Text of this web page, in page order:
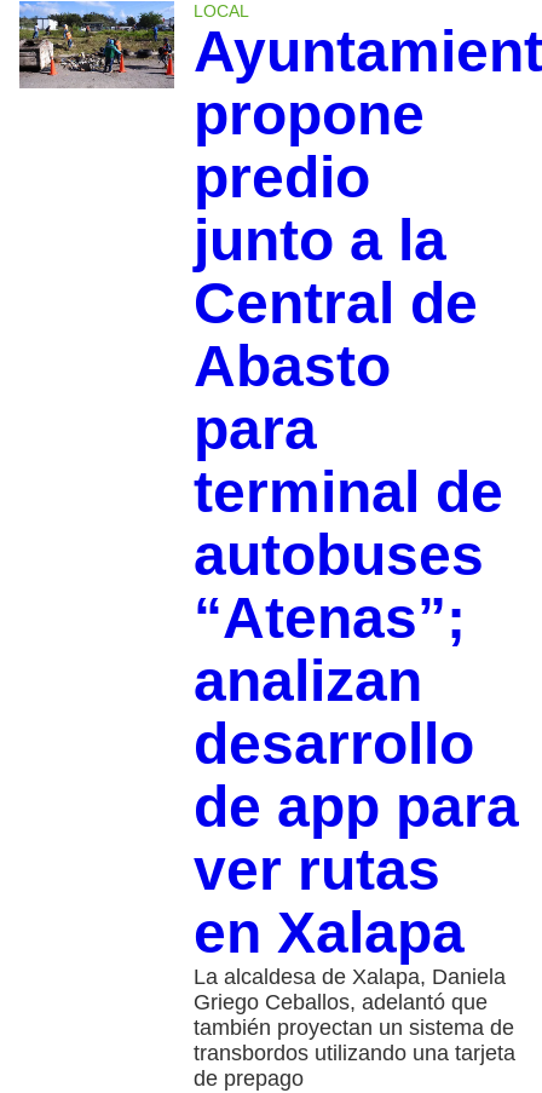
LOCAL
propone
predio
junto a la
Central de
Abasto
para
terminal de
autobuses
“Atenas”;
analizan
desarrollo
de app para
ver rutas
en Xalapa
La alcaldesa de Xalapa, Daniela
Griego Ceballos, adelantó que
también proyectan un sistema de
transbordos utilizando una tarjeta
de prepago